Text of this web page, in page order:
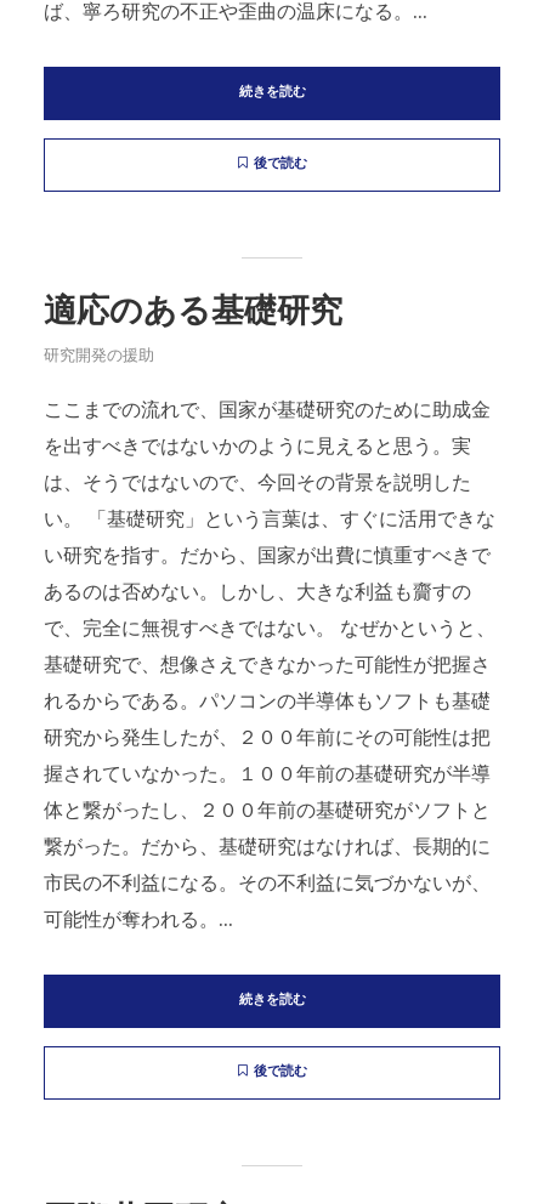
ば、寧ろ研究の不正や歪曲の温床になる。...
続きを読む
後で読む
適応のある基礎研究
研究開発の援助
ここまでの流れで、国家が基礎研究のために助成金
を出すべきではないかのように見えると思う。実
は、そうではないので、今回その背景を説明した
い。 「基礎研究」という言葉は、すぐに活用できな
い研究を指す。だから、国家が出費に慎重すべきで
あるのは否めない。しかし、大きな利益も齎すの
で、完全に無視すべきではない。 なぜかというと、
基礎研究で、想像さえできなかった可能性が把握さ
れるからである。パソコンの半導体もソフトも基礎
研究から発生したが、２００年前にその可能性は把
握されていなかった。１００年前の基礎研究が半導
体と繋がったし、２００年前の基礎研究がソフトと
繋がった。だから、基礎研究はなければ、長期的に
市民の不利益になる。その不利益に気づかないが、
可能性が奪われる。...
続きを読む
後で読む